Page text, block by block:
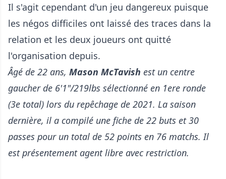
Il s'agit cependant d'un jeu dangereux puisque
les négos difficiles ont laissé des traces dans la
relation et les deux joueurs ont quitté
l'organisation depuis.
Âgé de 22 ans, Mason McTavish est un centre
gaucher de 6'1"/219lbs sélectionné en 1ere ronde
(3e total) lors du repêchage de 2021. La saison
dernière, il a compilé une fiche de 22 buts et 30
passes pour un total de 52 points en 76 matchs. Il
est présentement agent libre avec restriction.